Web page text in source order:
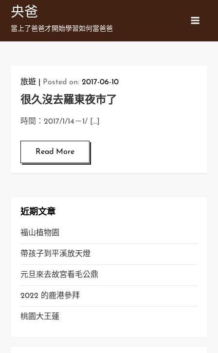
Skip
content
央爸
當上了爸爸才開始學習如何當爸爸
旅遊 Posted on:2017-06-10
很久沒去羅東夜市了
時間：2017/1/14－1/ […]
Read More
近期文章
福山植物園
帶孩子到平溪放天燈
元旦來去故宮看毛公鼎
2022 的鹿港參拜
桃園大王蓮